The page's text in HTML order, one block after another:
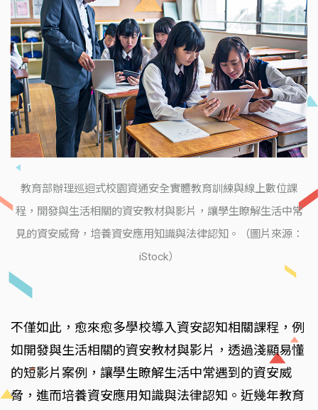
教育部辦理巡迴式校園資通安全實體教育訓練與線上數位課
程，開發與生活相關的資安教材與影片，讓學生瞭解生活中常
見的資安威脅，培養資安應用知識與法律認知。（圖片來源：
iStock）
不僅如此，愈來愈多學校導入資安認知相關課程，例
如開發與生活相關的資安教材與影片，透過淺顯易懂
的短影片案例，讓學生瞭解生活中常遇到的資安威
脅，進而培養資安應用知識與法律認知。近幾年教育